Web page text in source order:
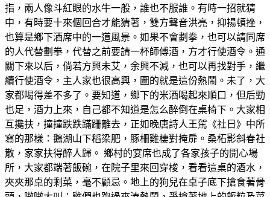
指，兩人像斗紅眼的水牛一般，誰也不服誰。有時一招就猜
中，有時要十來個回合才能猜著，雙方聲音洪亮，抑揚頓挫，
也算是鄉下酒席中的一道風景。如果不會劃拳，也可以請同席
的人代替劃拳，代替之前要請一杯師傅酒，方才行使酒令。通
關下來以后，倘若方興未艾，余興不減，也可以再找對手，繼
續行使酒令，主人家也很高興，圖的就是這份熱鬧。未了，大
家都喝得差不多了。要知道，鄉下的米酒喝起來順口，但后勁
也足，酒力上來，自己都不知道是怎么醉倒在桌椅下。大家相
互攙扶，撞撞跌跌蹣跚離去，正如晚唐詩人王駕《社日》中所
寫的那樣：鵝湖山下稻梁肥，豚柵雞棲對掩扉。桑柘影斜春社
散，家家扶得醉人歸。 鄉村的宴席也成了各家孩子的開心場
所，大家都端著飯碗，在院子里來回穿梭，看看這桌的酒水，
夾夾那桌的剩菜，毫不顧忌。地上的狗兒在桌子底下搶食著骨